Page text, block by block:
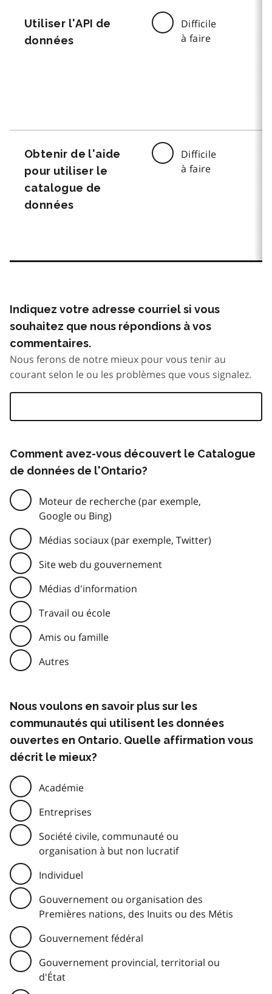
Utiliser l'API de
données
Difficile
à faire
Obtenir de l'aide
pour utiliser le
catalogue de
données
Difficile
à faire
Indiquez votre adresse courriel si vous
souhaitez que nous répondions à vos
commentaires.
Nous ferons de notre mieux pour vous tenir au
courant selon le ou les problèmes que vous signalez.
Comment avez-vous découvert le Catalogue
de données de l'Ontario?
Moteur de recherche (par exemple,
Google ou Bing)
Médias sociaux (par exemple, Twitter)
Site web du gouvernement
Médias d'information
Travail ou école
Amis ou famille
Autres
Nous voulons en savoir plus sur les
communautés qui utilisent les données
ouvertes en Ontario. Quelle affirmation vous
décrit le mieux?
Académie
Entreprises
Société civile, communauté ou
organisation à but non lucratif
Individuel
Gouvernement ou organisation des
Premières nations, des Inuits ou des Métis
Gouvernement fédéral
Gouvernement provincial, territorial ou
d'État